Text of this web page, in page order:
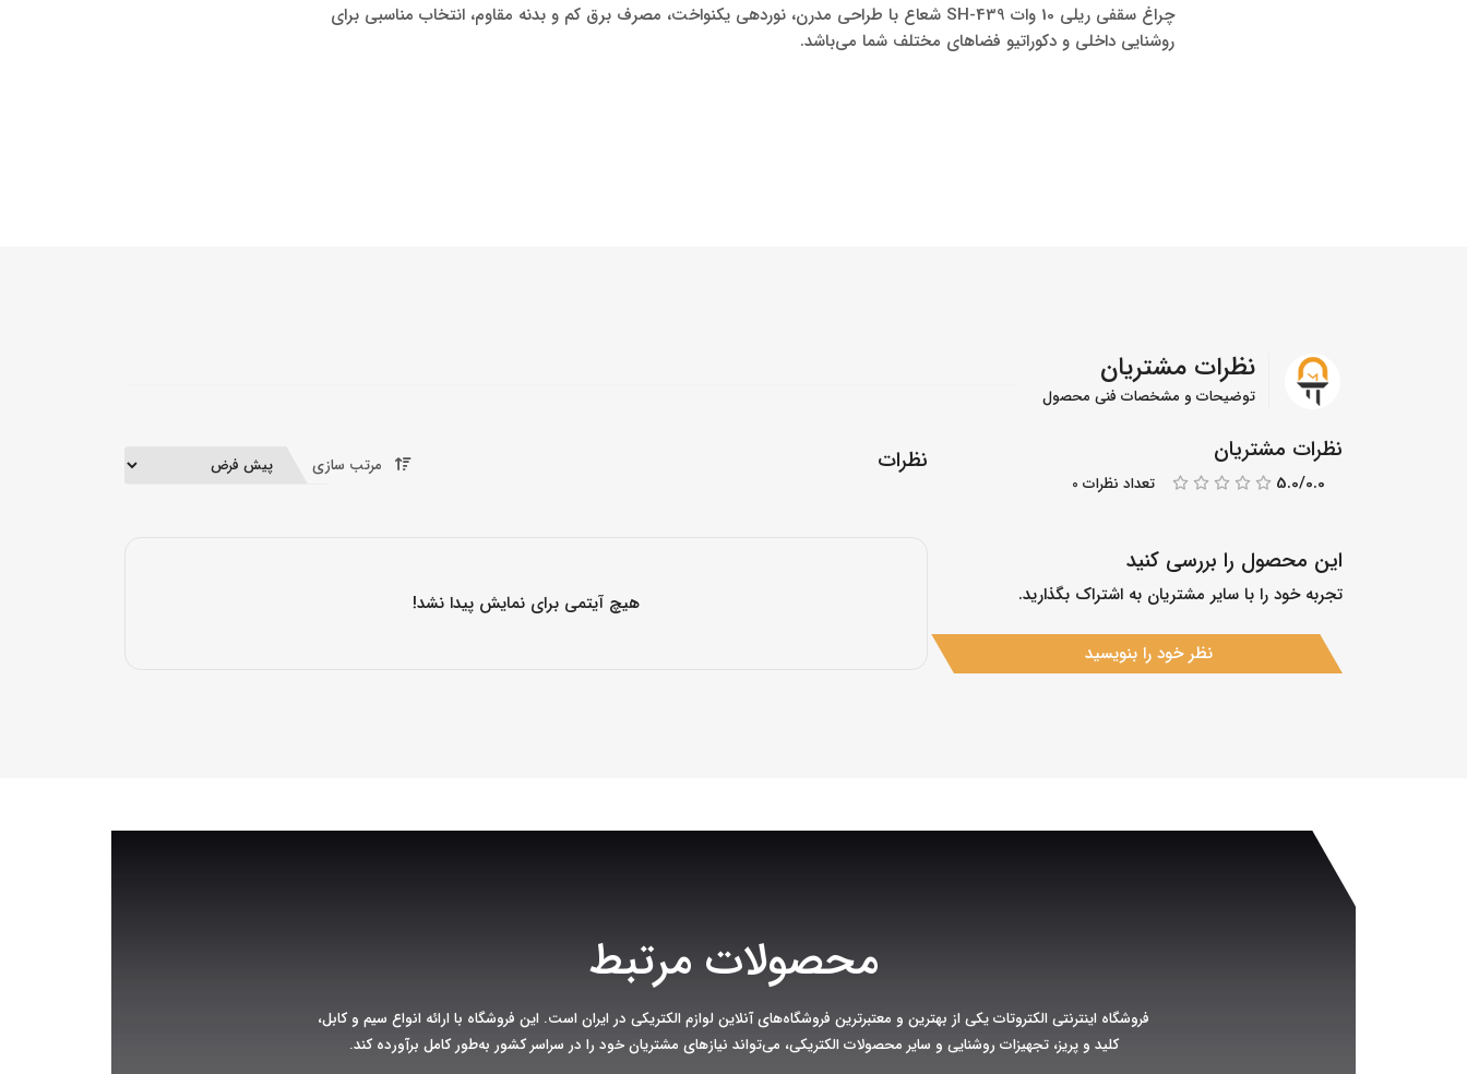
چراغ سقفی ریلی 10 وات SH-439 شعاع با طراحی مدرن، نوردهی یکنواخت، مصرف برق کم و بدنه مقاوم، انتخاب مناسبی برای
روشنایی داخلی و دکوراتیو فضاهای مختلف شما می‌باشد.
نظرات مشتریان
توضیحات و مشخصات فنی محصول
نظرات مشتریان
5.0/0.0 تعداد نظرات 0
این محصول را بررسی کنید
تجربه خود را با سایر مشتریان به اشتراک بگذارید.
نظر خود را بنویسید
نظرات مرتب سازی
هیچ آیتمی برای نمایش پیدا نشد!
محصولات مرتبط
فروشگاه اینترنتی الکتروتات یکی از بهترین و معتبرترین فروشگاه‌های آنلاین لوازم الکتریکی در ایران است. این فروشگاه با ارائه انواع سیم و کابل،
کلید و پریز، تجهیزات روشنایی و سایر محصولات الکتریکی، می‌تواند نیازهای مشتریان خود را در سراسر کشور به‌طور کامل برآورده کند.